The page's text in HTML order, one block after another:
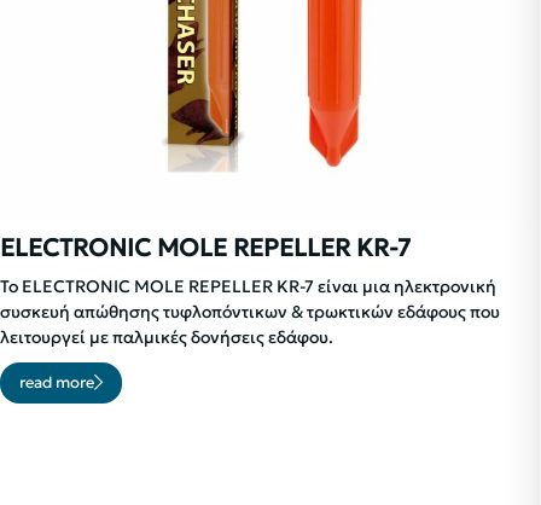
ELECTRONIC MOLE REPELLER KR-7
Το ELECTRONIC MOLE REPELLER KR-7 είναι μια ηλεκτρονική
συσκευή απώθησης τυφλοπόντικων & τρωκτικών εδάφους που
λειτουργεί με παλμικές δονήσεις εδάφου.
read more